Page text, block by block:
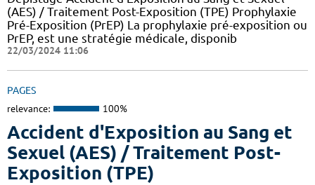
(AES) / Traitement Post-Exposition (TPE) Prophylaxie
Pré-Exposition (PrEP) La prophylaxie pré-exposition ou
PrEP, est une stratégie médicale, disponib
22/03/2024 11:06
PAGES
relevance: 100%
Accident d'Exposition au Sang et
Sexuel (AES) / Traitement Post-
Exposition (TPE)